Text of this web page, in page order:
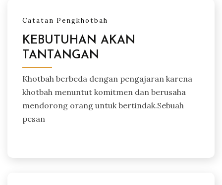
Catatan Pengkhotbah
KEBUTUHAN AKAN
TANTANGAN
Khotbah berbeda dengan pengajaran karena
khotbah menuntut komitmen dan berusaha
mendorong orang untuk bertindak.Sebuah
pesan